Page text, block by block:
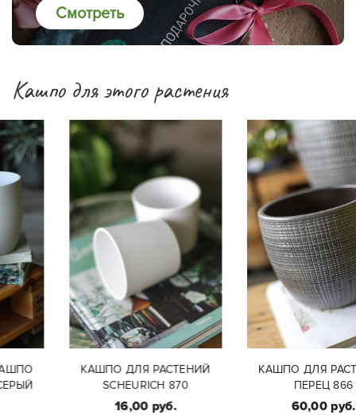
Смотреть
Кашпо для этого растения
КАШПО ДЛЯ РАСТЕНИЙ
SCHEURICH 870
16,00 руб.
КАШПО ДЛЯ РАСТЕНИЙ
ПЕРЕЦ 866
60,00 руб.